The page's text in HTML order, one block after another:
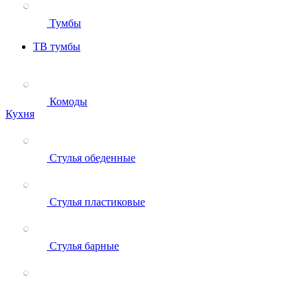
Тумбы
ТВ тумбы
Комоды
Кухня
Стулья обеденные
Стулья пластиковые
Стулья барные